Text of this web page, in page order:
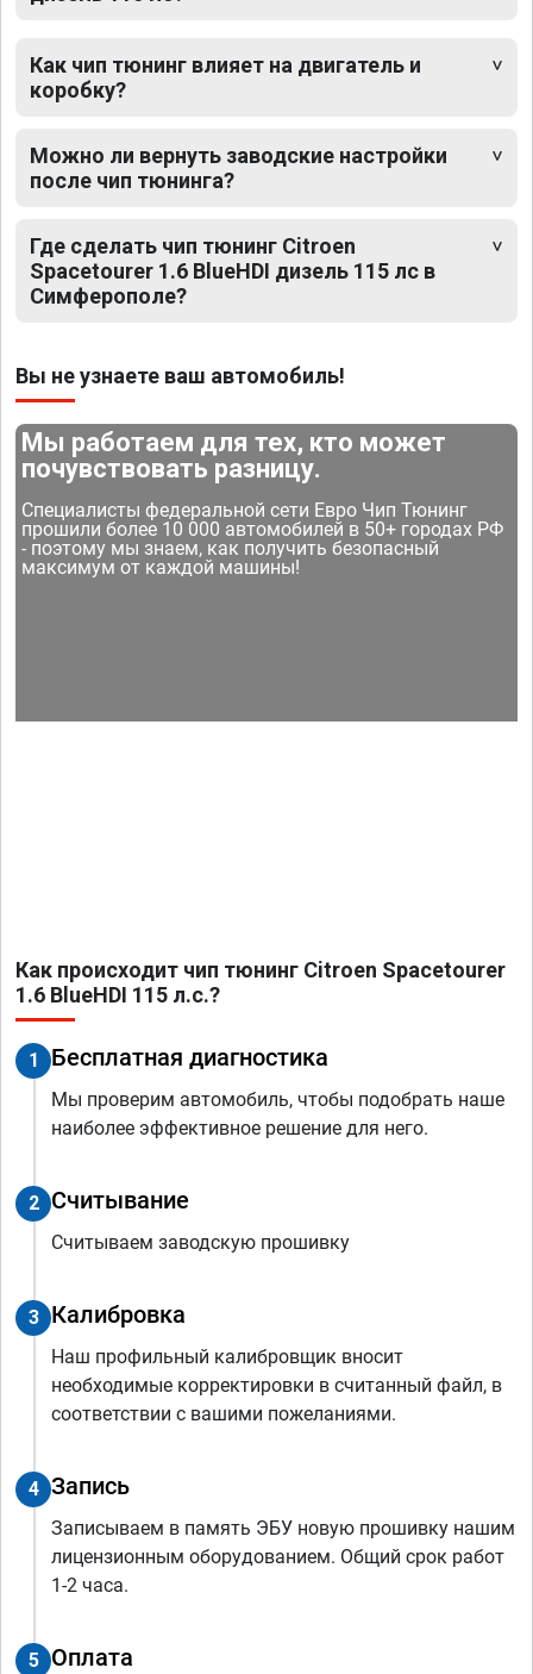
Как чип тюнинг влияет на двигатель и
коробку?
Можно ли вернуть заводские настройки
после чип тюнинга?
Где сделать чип тюнинг Citroen
Spacetourer 1.6 BlueHDI дизель 115 лс в
Симферополе?
Вы не узнаете ваш автомобиль!
Мы работаем для тех, кто может
почувствовать разницу.
Специалисты федеральной сети Евро Чип Тюнинг
прошили более 10 000 автомобилей в 50+ городах РФ
- поэтому мы знаем, как получить безопасный
максимум от каждой машины!
Как происходит чип тюнинг Citroen Spacetourer
1.6 BlueHDI 115 л.с.?
1 Бесплатная диагностика
Мы проверим автомобиль, чтобы подобрать наше
наиболее эффективное решение для него.
2 Считывание
Считываем заводскую прошивку
3 Калибровка
Наш профильный калибровщик вносит
необходимые корректировки в считанный файл, в
соответствии с вашими пожеланиями.
4 Запись
Записываем в память ЭБУ новую прошивку нашим
лицензионным оборудованием. Общий срок работ
1-2 часа.
5 Оплата